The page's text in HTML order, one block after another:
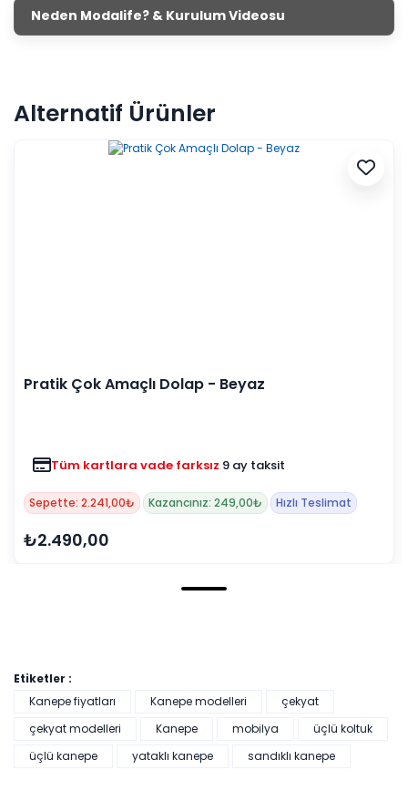
Neden Modalife? & Kurulum Videosu
Alternatif Ürünler
Pratik Çok Amaçlı Dolap - Beyaz
Tüm kartlara vade farksız 9 ay taksit
Sepette: 2.241,00₺ Kazancınız: 249,00₺ Hızlı Teslimat
₺2.490,00
Etiketler :
Kanepe fiyatları
Kanepe modelleri
çekyat
çekyat modelleri
Kanepe mobilya
üçlü koltuk
üçlü kanepe
yataklı kanepe sandıklı kanepe